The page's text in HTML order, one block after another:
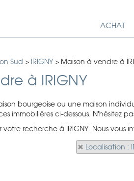
ACHAT
Sud > IRIGNY > Maison à vendre à
à IRIGNY
bourgeoise ou une maison
immobilières ci-dessous. N'hésitez
votre recherche à IRIGNY. Nous vous
Localisation :